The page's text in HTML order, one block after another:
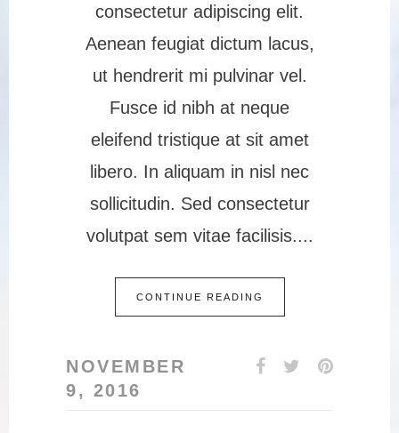
consectetur adipiscing elit.
Aenean feugiat dictum lacus,
ut hendrerit mi pulvinar vel.
Fusce id nibh at neque
eleifend tristique at sit amet
libero. In aliquam in nisl nec
sollicitudin. Sed consectetur
volutpat sem vitae facilisis.
CONTINUE READING
NOVEMBER
9, 2016